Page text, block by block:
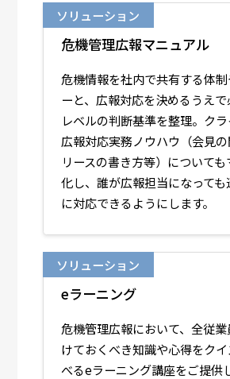
ソリューション
危機管理広報マニュアル
危機情報を社内で共有する体
ーと、広報対応を決めるうえ
レベルの判断基準を整理。ク
広報対応実務ノウハウ（会見
リースの書き方等）について
化し、誰が広報担当になって
に対応できるようにします。
ソリューション
eラーニング
危機管理広報において、全従
けておくべき知識や心得をク
べるeラーニング講座をご提供